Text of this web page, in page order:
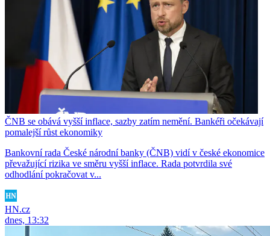
ČNB se obává vyšší inflace, sazby zatím nemění. Bankéři očekávají
pomalejší růst ekonomiky
Bankovní rada České národní banky (ČNB) vidí v české ekonomice
převažující rizika ve směru vyšší inflace. Rada potvrdila své
odhodlání pokračovat v...
HN.cz
dnes, 13:32